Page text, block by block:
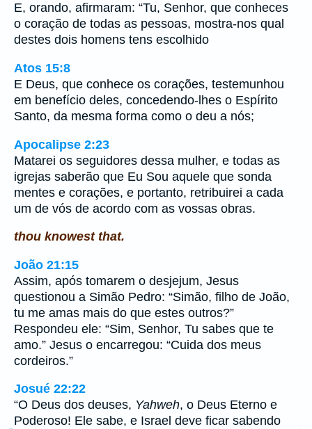
E, orando, afirmaram: “Tu, Senhor, que conheces
o coração de todas as pessoas, mostra-nos qual
destes dois homens tens escolhido
Atos 15:8
E Deus, que conhece os corações, testemunhou
em benefício deles, concedendo-lhes o Espírito
Santo, da mesma forma como o deu a nós;
Apocalipse 2:23
Matarei os seguidores dessa mulher, e todas as
igrejas saberão que Eu Sou aquele que sonda
mentes e corações, e portanto, retribuirei a cada
um de vós de acordo com as vossas obras.
thou knowest that.
João 21:15
Assim, após tomarem o desjejum, Jesus
questionou a Simão Pedro: “Simão, filho de João,
tu me amas mais do que estes outros?”
Respondeu ele: “Sim, Senhor, Tu sabes que te
amo.” Jesus o encarregou: “Cuida dos meus
cordeiros.”
Josué 22:22
“O Deus dos deuses, Yahweh, o Deus Eterno e
Poderoso! Ele sabe, e Israel deve ficar sabendo